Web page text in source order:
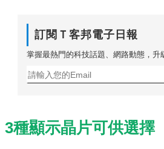
訂閱Ｔ客邦電子日報
掌握最熱門的科技話題、網路動態，升
3種顯示晶片可供選擇